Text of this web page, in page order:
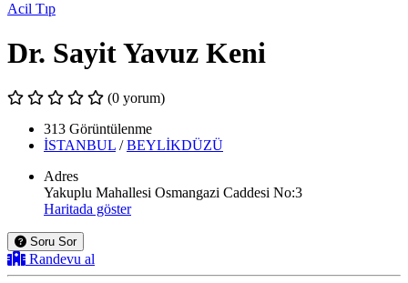
Acil Tıp
Dr. Sayit Yavuz Keni
(0 yorum)
313 Görüntülenme
İSTANBUL /BEYLİKDÜZÜ
Adres
Yakuplu Mahallesi Osmangazi Caddesi No:3
Haritada göster
Soru Sor
Randevu al